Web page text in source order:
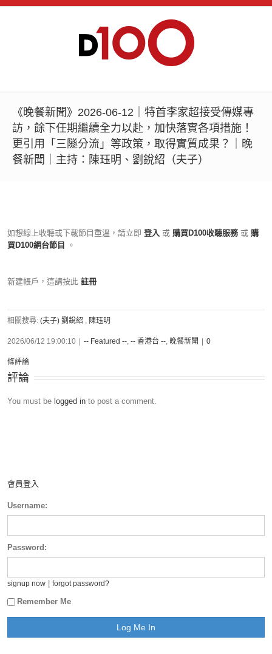
《晚餐新聞》2026-06-12｜特首李家超接受傳媒專
訪，餘下任期繼續全力以赴，加快落實各項措施！
更引用「三隧分流」等政策，取得實質成果？｜晚
餐新聞｜主持：陳珏明、劉銳紹（夫子）
如想線上收聽或下載節目重溫，請立即 登入 或 購買D100收聽服務 或 購
買D100網台節目
。
新建帳戶，這請按此 註冊
相關搜尋: (夫子) 劉銳紹 , 陳珏明
2026/06/12 19:00:10 -- Featured --, -- 香港台 --, 晚餐新聞 0
條評論
評論
You must be logged in to post a comment.
會員登入
Username:
Password:
signup now forgot password?
Remember Me